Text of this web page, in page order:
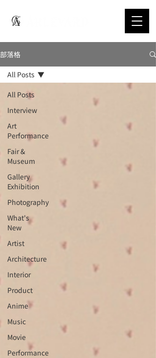
部落格
All Posts
Interview
Art
Performance
Fair &
Museum
Gallery
Exhibition
Photography
What's
New
Artist
Architecture
Interior
⁠⁠Product
Anime
Music
⁠⁠Movie
⁠⁠Performance
All Posts